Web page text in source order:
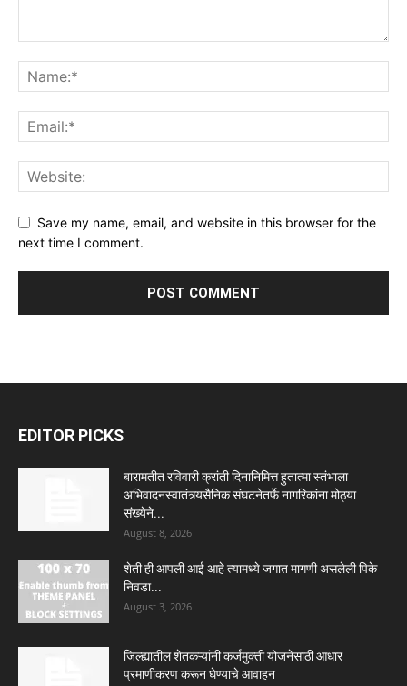
Save my name, email, and website in this browser for the
next time I comment.
EDITOR PICKS
बारामतीत रविवारी क्रांती दिनानिमित्त हुतात्मा स्तंभाला
अभिवादनस्वातंत्र्यसैनिक संघटनेतर्फे नागरिकांना मोठ्या
संख्येने...
August 8, 2026
शेती ही आपली आई आहे त्यामध्ये जगात मागणी असलेली पिके
निवडा...
August 3, 2026
जिल्ह्यातील शेतकऱ्यांनी कर्जमुक्ती योजनेसाठी आधार
प्रमाणीकरण करून घेण्याचे आवाहन